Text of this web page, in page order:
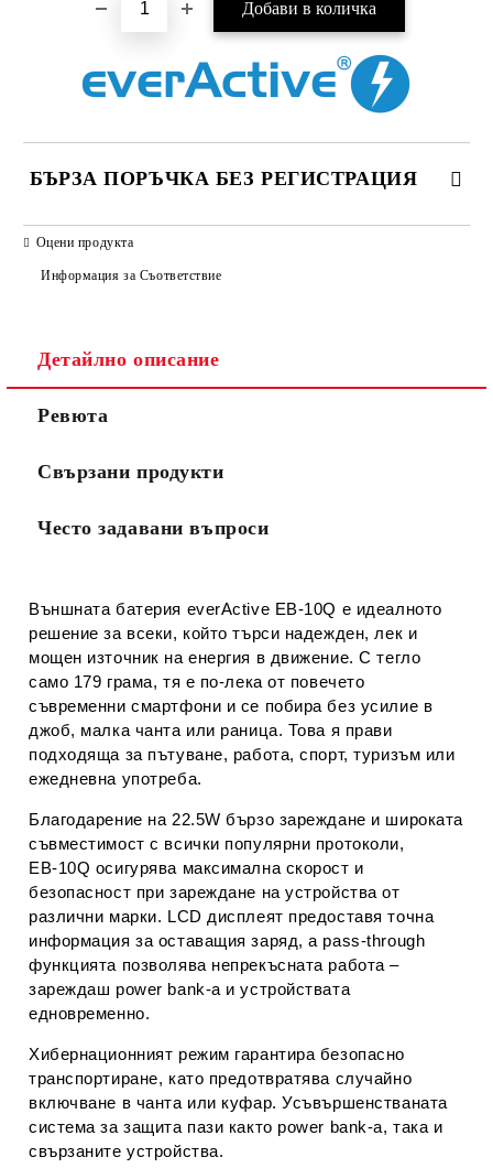
БЪРЗА ПОРЪЧКА БЕЗ РЕГИСТРАЦИЯ
Съгласен съм с
Ние ще се свържем с вас в рамките на работния ден.
Оцени продукта
Информация за Съответствие
Детайлно описание
Ревюта
Свързани продукти
Често задавани въпроси
Външната батерия everActive EB‑10Q е идеалното
решение за всеки, който търси надежден, лек и
мощен източник на енергия в движение. С тегло
само 179 грама, тя е по‑лека от повечето
съвременни смартфони и се побира без усилие в
джоб, малка чанта или раница. Това я прави
подходяща за пътуване, работа, спорт, туризъм или
ежедневна употреба.
Благодарение на 22.5W бързо зареждане и широката
съвместимост с всички популярни протоколи,
EB‑10Q осигурява максимална скорост и
безопасност при зареждане на устройства от
различни марки. LCD дисплеят предоставя точна
информация за оставащия заряд, а pass‑through
функцията позволява непрекъсната работа –
зареждаш power bank‑а и устройствата
едновременно.
Хибернационният режим гарантира безопасно
транспортиране, като предотвратява случайно
включване в чанта или куфар. Усъвършенстваната
система за защита пази както power bank‑а, така и
свързаните устройства.